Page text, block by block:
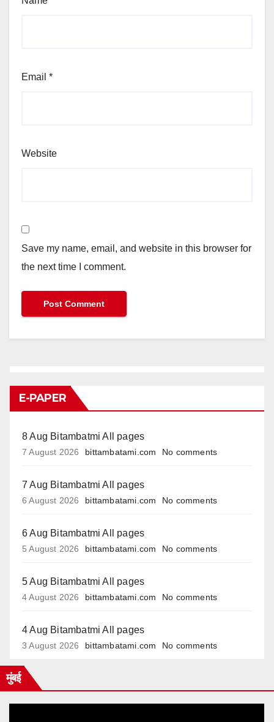
Email *
Website
Save my name, email, and website in this browser for
the next time I comment.
E-PAPER
8 Aug Bitambatmi All pages
7 August 2026 bittambatami.com No comments
7 Aug Bitambatmi All pages
6 August 2026 bittambatami.com No comments
6 Aug Bitambatmi All pages
5 August 2026 bittambatami.com No comments
5 Aug Bitambatmi All pages
4 August 2026 bittambatami.com No comments
4 Aug Bitambatmi All pages
3 August 2026 bittambatami.com No comments
मुंबई